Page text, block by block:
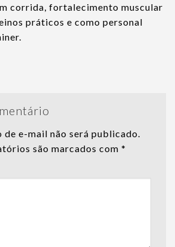
corrida, fortalecimento muscular
práticos e como personal
de e-mail não será publicado.
são marcados com *